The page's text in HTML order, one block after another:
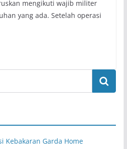
mengikuti wajib militer
yang ada. Setelah operasi
Kebakaran Garda Home